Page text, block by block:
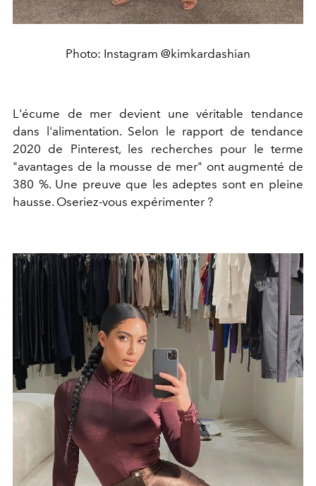
Photo: Instagram @kimkardashian
L'écume de mer devient une véritable tendance
dans l'alimentation. Selon le rapport de tendance
2020 de Pinterest, les recherches pour le terme
"avantages de la mousse de mer" ont augmenté de
380 %. Une preuve que les adeptes sont en pleine
hausse. Oseriez-vous expérimenter ?